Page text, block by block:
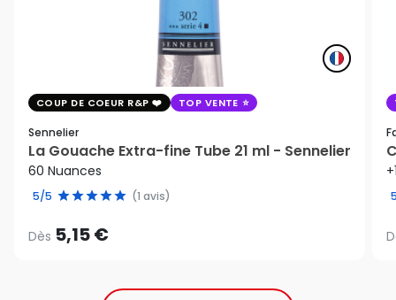
COUP DE COEUR R&P TOP VENTE
Sennelier
La Gouache Extra-fine Tube 21 ml - Sennelier
60 Nuances
5/5 (1 avis)
Dès 5,15 €